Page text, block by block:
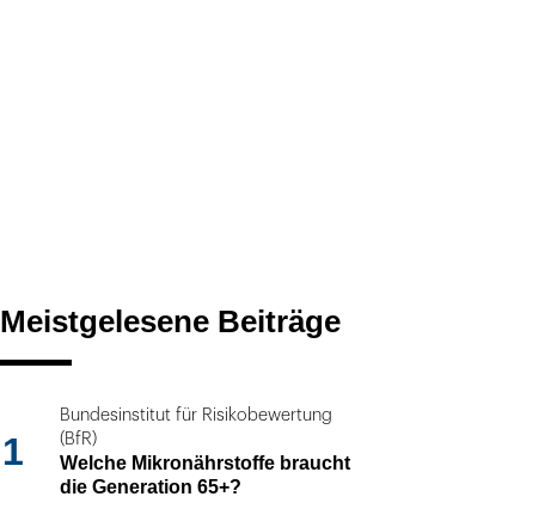
Meistgelesene Beiträge
1
Bundesinstitut für Risikobewertung
(BfR)
Welche Mikronährstoffe braucht
die Generation 65+?